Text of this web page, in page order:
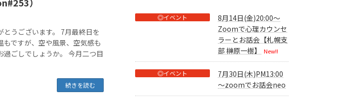
）
うございます。 7月最終日を
ですが、空や風景、空気感も
過ごしでしょうか。 今月二つ目
続きを読む
◎イベント
8月14日(金)20:00～
Zoomで心理カウンセ
ラーとお話会【札幌支
部 榊原一樹】
New!!
◎イベント
7月30日(木)PM13:00
～zoomでお話会neo